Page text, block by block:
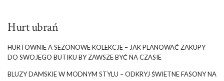
Hurt ubrań
HURTOWNIE A SEZONOWE KOLEKCJE – JAK PLANOWAĆ ZAKUPY
DO SWOJEGO BUTIKU BY ZAWSZE BYĆ NA CZASIE
BLUZY DAMSKIE W MODNYM STYLU – ODKRYJ ŚWIETNE FASONY NA